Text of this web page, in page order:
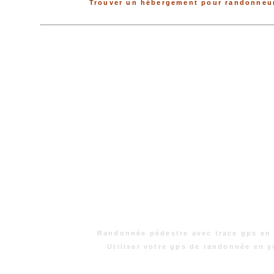
Trouver un hébergement pour
Randonnée pédestre avec trace gps en
Utiliser votre gps de randonnée en